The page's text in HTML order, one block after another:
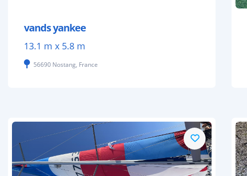
vands yankee
13.1 m x 5.8 m
56690 Nostang, France